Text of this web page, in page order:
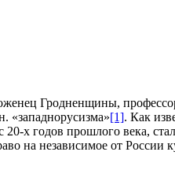
Гродненщины,
«западнорусизма»[1]. Как
20-х годов прошлого века,
на независимое от России